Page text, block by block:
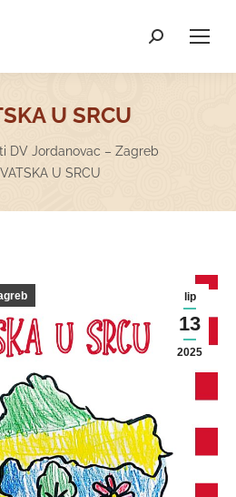
Search:
U SRCU
DV Jordanovac – Zagreb
U SRCU
lip
13
2025